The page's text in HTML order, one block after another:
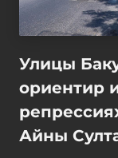
Улицы
ориентир
Айны